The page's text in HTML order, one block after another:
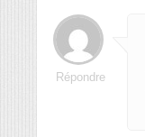
Répondre